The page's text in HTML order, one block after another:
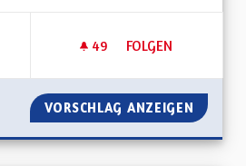
49 49 FOLLOWER
FOLGEN
A QUOI BON
VORSCHLAG ANZEIGEN A